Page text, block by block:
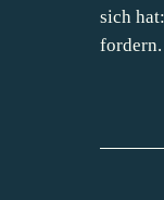
sich